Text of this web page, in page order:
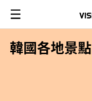
韓國各地景點